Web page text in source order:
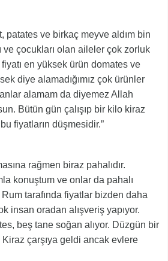
patates ve birkaç meyve aldım bin
ve çocukları olan aileler çok zorluk
en yüksek ürün domates ve
diye alamadığımız çok ürünler
alamam da diyemez Allah
Bütün gün çalışıp bir kilo kiraz
fiyatların düşmesidir.”
rağmen biraz pahalıdır.
konuştum ve onlar da pahalı
tarafında fiyatlar bizden daha
insan oradan alışveriş yapıyor.
beş tane soğan alıyor. Düzgün bir
Kiraz çarşıya geldi ancak evlere